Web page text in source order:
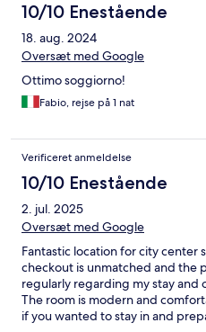
10/10 Enestående
18. aug. 2024
Oversæt med Google
Ottimo soggiorno!
Fabio, rejse på 1 nat
Verificeret anmeldelse
10/10 Enestående
2. jul. 2025
Oversæt med Google
Fantastic location for city center
checkout is unmatched and the
regularly regarding my stay
The room is modern and
if you wanted to stay in and